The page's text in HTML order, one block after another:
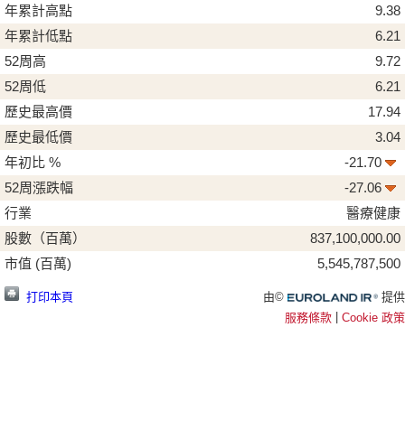
年累計高點
9.38
年累計低點
6.21
52周高
9.72
52周低
6.21
歷史最高價
17.94
歷史最低價
3.04
年初比 %
-21.70
52周漲跌幅
-27.06
行業
醫療健康
股數（百萬）
837,100,000.00
市值 (百萬)
5,545,787,500
由© Euroland.com 提供
打印本頁
服務條款
Cookie 政策